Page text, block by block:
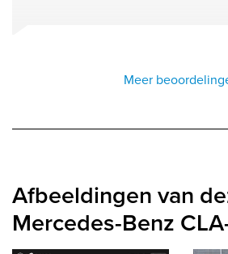
Meer
Afbeeldingen van
Mercedes-Benz